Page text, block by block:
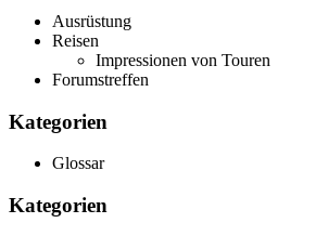
Ausrüstung
Reisen
Impressionen von Touren
Forumstreffen
Kategorien
Glossar
Kategorien